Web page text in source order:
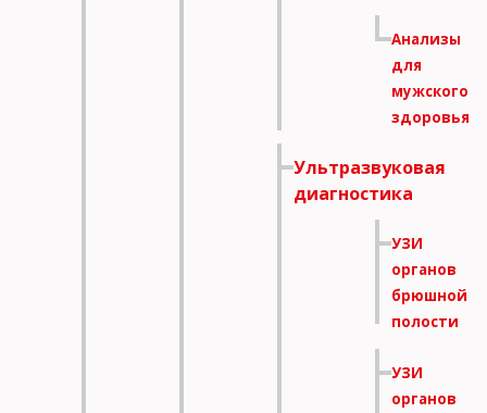
Анализы
для
мужского
здоровья
Ультразвуковая
диагностика
УЗИ
органов
брюшной
полости
УЗИ
органов